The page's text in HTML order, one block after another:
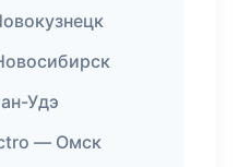
Удэ
— Омск